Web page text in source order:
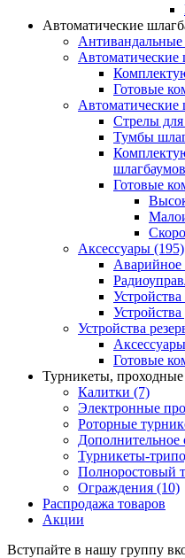
Автоматические
Автоматические
Готовые
Автоматические
Стрелы
Тумбы
шлагбаумов
Готовые
Аксессуары (195)
Аварийное
Устройства
Устройства
Готовые
Турникеты,
Калитки (7)
Электронные
Роторные
Дополнительное
Турникеты-
Полноростовый
Ограждения (10)
Распродажа товаров
Акции
Вступайте в нашу группу